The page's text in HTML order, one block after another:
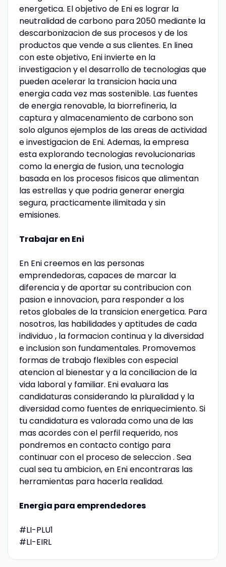
energetica. El objetivo de Eni es lograr la
neutralidad de carbono para 2050 mediante la
descarbonizacion de sus procesos y de los
productos que vende a sus clientes. En linea
con este objetivo, Eni invierte en la
investigacion y el desarrollo de tecnologias que
pueden acelerar la transicion hacia una
energia cada vez mas sostenible. Las fuentes
de energia renovable, la biorrefineria, la
captura y almacenamiento de carbono son
solo algunos ejemplos de las areas de actividad
e investigacion de Eni. Ademas, la empresa
esta explorando tecnologias revolucionarias
como la energia de fusion, una tecnologia
basada en los procesos fisicos que alimentan
las estrellas y que podria generar energia
segura, practicamente ilimitada y sin
emisiones.
Trabajar en Eni
En Eni creemos en las personas
emprendedoras, capaces de marcar la
diferencia y de aportar su contribucion con
pasion e innovacion, para responder a los
retos globales de la transicion energetica. Para
nosotros, las habilidades y aptitudes de cada
individuo , la formacion continua y la diversidad
e inclusion son fundamentales. Promovemos
formas de trabajo flexibles con especial
atencion al bienestar y a la conciliacion de la
vida laboral y familiar. Eni evaluara las
candidaturas considerando la pluralidad y la
diversidad como fuentes de enriquecimiento. Si
tu candidatura es valorada como una de las
mas acordes con el perfil requerido, nos
pondremos en contacto contigo para
continuar con el proceso de seleccion . Sea
cual sea tu ambicion, en Eni encontraras las
herramientas para hacerla realidad.
Energia para emprendedores
#LI-PLU1
#LI-EIRL